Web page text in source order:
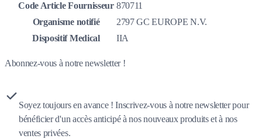
Code Article Fournisseur 870711
Organisme notifié
2797 GC EUROPE N.V.
Dispositif Medical
IIA
Abonnez-vous à notre newsletter !
Soyez toujours en avance ! Inscrivez-vous à notre newsletter pour
bénéficier d'un accès anticipé à nos nouveaux produits et à nos
ventes privées.